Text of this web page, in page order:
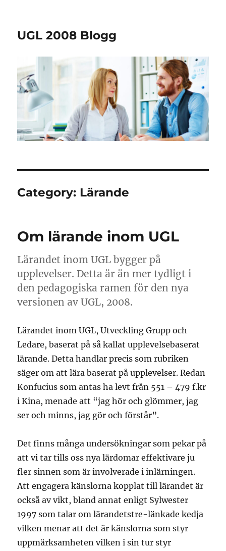
UGL 2008 Blogg
Category: Lärande
Om lärande inom UGL
Lärandet inom UGL bygger på
upplevelser. Detta är än mer tydligt i
den pedagogiska ramen för den nya
versionen av UGL, 2008.
Lärandet inom UGL, Utveckling Grupp och
Ledare, baserat på så kallat upplevelsebaserat
lärande. Detta handlar precis som rubriken
säger om att lära baserat på upplevelser. Redan
Konfucius som antas ha levt från 551 – 479 f.kr
i Kina, menade att “jag hör och glömmer, jag
ser och minns, jag gör och förstår”.
Det finns många undersökningar som pekar på
att vi tar tills oss nya lärdomar effektivare ju
fler sinnen som är involverade i inlärningen.
Att engagera känslorna kopplat till lärandet är
också av vikt, bland annat enligt Sylwester
1997 som talar om lärandetstre-länkade kedja
vilken menar att det är känslorna som styr
uppmärksamheten vilken i sin tur styr